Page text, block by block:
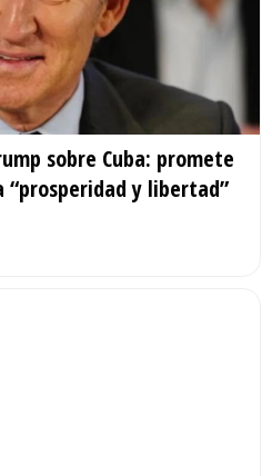
sobre Cuba: promete
“prosperidad y libertad”